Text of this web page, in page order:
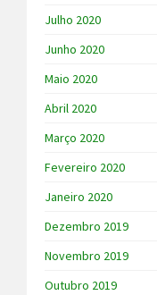
Julho 2020
Junho 2020
Maio 2020
Abril 2020
Março 2020
Fevereiro 2020
Janeiro 2020
Dezembro 2019
Novembro 2019
Outubro 2019